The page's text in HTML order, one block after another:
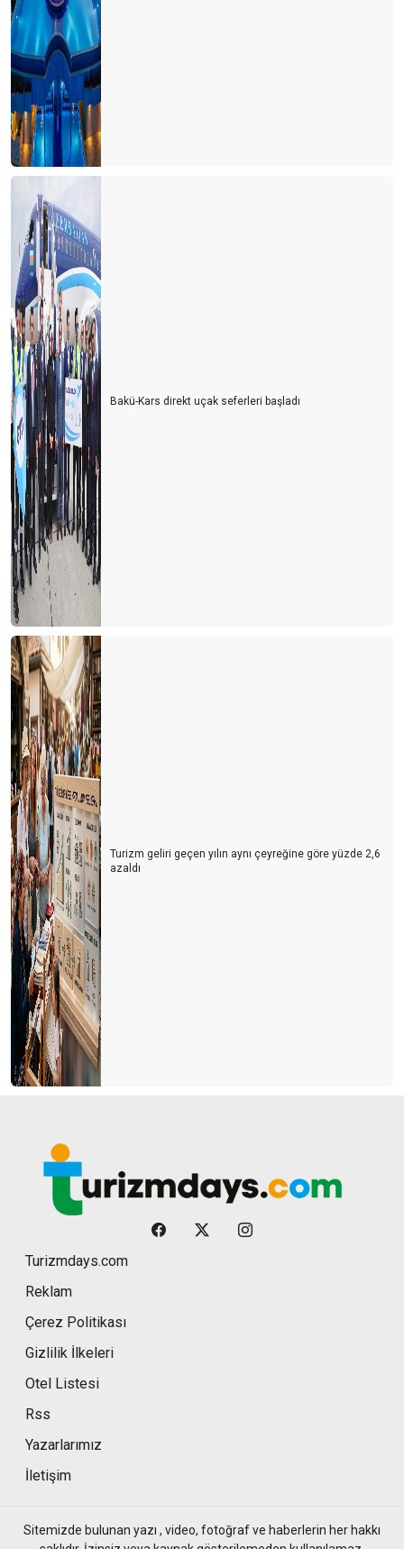
Bakü-Kars direkt uçak seferleri başladı
Turizm geliri geçen yılın aynı çeyreğine göre yüzde 2,6
azaldı
Turizmdays.com
Reklam
Çerez Politikası
Gizlilik İlkeleri
Otel Listesi
Rss
Yazarlarımız
İletişim
Sitemizde bulunan yazı , video, fotoğraf ve haberlerin her hakkı